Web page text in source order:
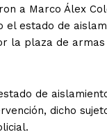
a Marco Álex
el estado de
la plaza de
de
dicho